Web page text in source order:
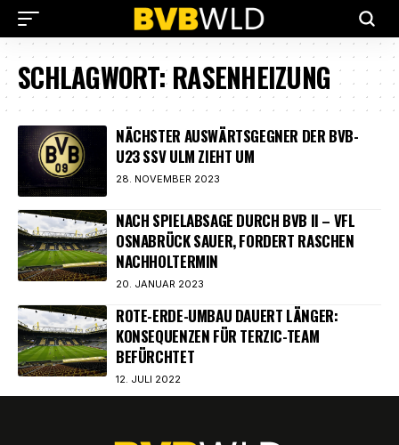
SCHLAGWORT:RASENHEIZUNG
NÄCHSTER AUSWÄRTSGEGNER DER BVB-
U23 SSV ULM ZIEHT UM
28. NOVEMBER 2023
NACH SPIELABSAGE DURCH BVB II – VFL
OSNABRÜCK SAUER, FORDERT RASCHEN
NACHHOLTERMIN
20. JANUAR 2023
ROTE-ERDE-UMBAU DAUERT LÄNGER:
KONSEQUENZEN FÜR TERZIC-TEAM
BEFÜRCHTET
12. JULI 2022